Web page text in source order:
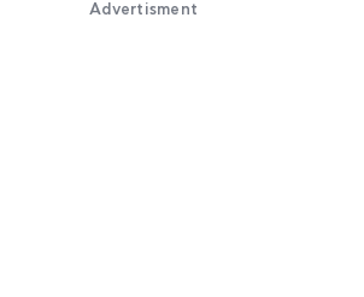
Advertisment